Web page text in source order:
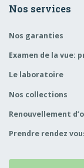
Nos services
Nos garanties
Examen de la vue:
Le laboratoire
Nos collections
Renouvellement
Prendre rendez